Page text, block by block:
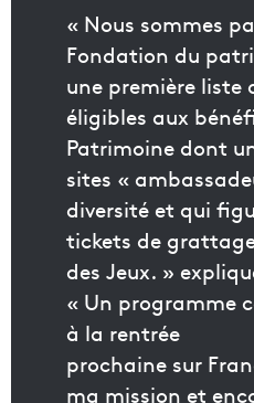
« Nous sommes
Fondation du
une première liste
éligibles aux
Patrimoine dont
sites «
diversité et qui
tickets de
des Jeux. »
« Un programme
à la rentrée
prochaine sur
ma mission et